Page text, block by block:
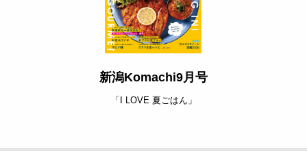
新潟Komachi9月号
「I LOVE 夏ごはん」